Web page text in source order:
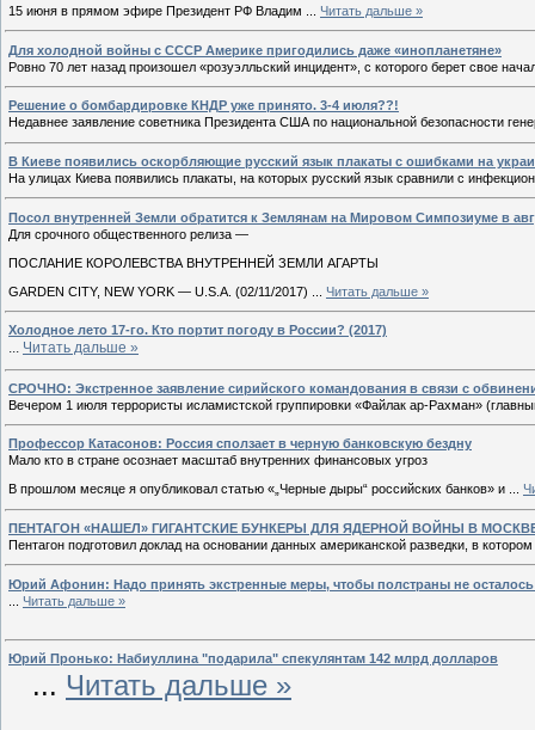
15 июня в прямом эфире Президент РФ Владим
Читать дальше »
Для холодной войны с СССР Америке пригодились даже «инопланетяне»
Ровно 70 лет назад произошел «розуэлльский инцидент», с которого берет свое
Решение о бомбардировке КНДР уже принято. 3-4 июля??!
Недавнее заявление советника Президента США по национальной безопасности
В Киеве появились оскорбляющие русский язык плакаты с ошибками на
На улицах Киева появились плакаты, на которых русский язык сравнили с
Посол внутренней Земли обратится к Землянам на Мировом Симпозиуме в
Для срочного общественного релиза —
ПОСЛАНИЕ КОРОЛЕВСТВА ВНУТРЕННЕЙ ЗЕМЛИ АГАРТЫ
GARDEN CITY, NEW YORK — U.S.A. (02/11/2017)
Читать дальше »
Холодное лето 17-го. Кто портит погоду в России? (2017)
... Читать дальше »
СРОЧНО: Экстренное заявление сирийского командования в связи с
Вечером 1 июля террористы исламистской группировки «Файлак ар-Рахман»
Профессор Катасонов: Россия сползает в черную банковскую бездну
Мало кто в стране осознает масштаб внутренних финансовых угроз
В прошлом месяце я опубликовал статью «„Черные дыры“ российских банков» и ...
ПЕНТАГОН «НАШЕЛ» ГИГАНТСКИЕ БУНКЕРЫ ДЛЯ ЯДЕРНОЙ ВОЙНЫ В
Пентагон подготовил доклад на основании данных американской разведки, в
Юрий Афонин: Надо принять экстренные меры, чтобы полстраны не
Читать дальше »
Юрий Пронько: Набиуллина "подарила" спекулянтам 142 млрд долларов
... Читать дальше »